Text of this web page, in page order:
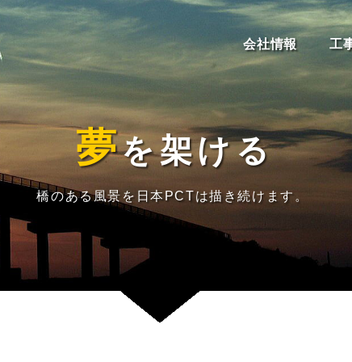
会社情報 工
夢を架ける
橋のある風景を日本PCTは描き続けます。